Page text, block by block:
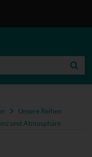
Unsere Reihen
und Atmosphäre